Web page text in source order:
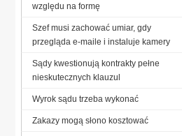
względu na formę
Szef musi zachować umiar, gdy
przegląda e-maile i instaluje kamery
Sądy kwestionują kontrakty pełne
nieskutecznych klauzul
Wyrok sądu trzeba wykonać
Zakazy mogą słono kosztować